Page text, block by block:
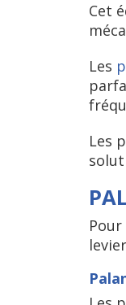
Cet
Les
Les